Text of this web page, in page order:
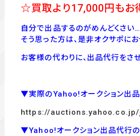
☆買取より17,000円もお
自分で出品するのがめんどくさい
そう思った方は、是非オクサポにお
お客様の代わりに、出品代行をさせ
▼実際のYahoo!オークション出品
https://
▼Yahoo!オークション出品代行